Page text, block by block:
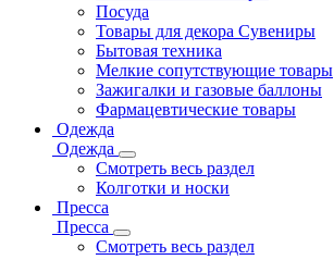
Посуда
Товары для декора Сувениры
Бытовая техника
Мелкие сопутствующие товары
Зажигалки и газовые баллоны
Фармацевтические товары
Одежда
Одежда
Смотреть весь раздел
Колготки и носки
Пресса
Пресса
Смотреть весь раздел